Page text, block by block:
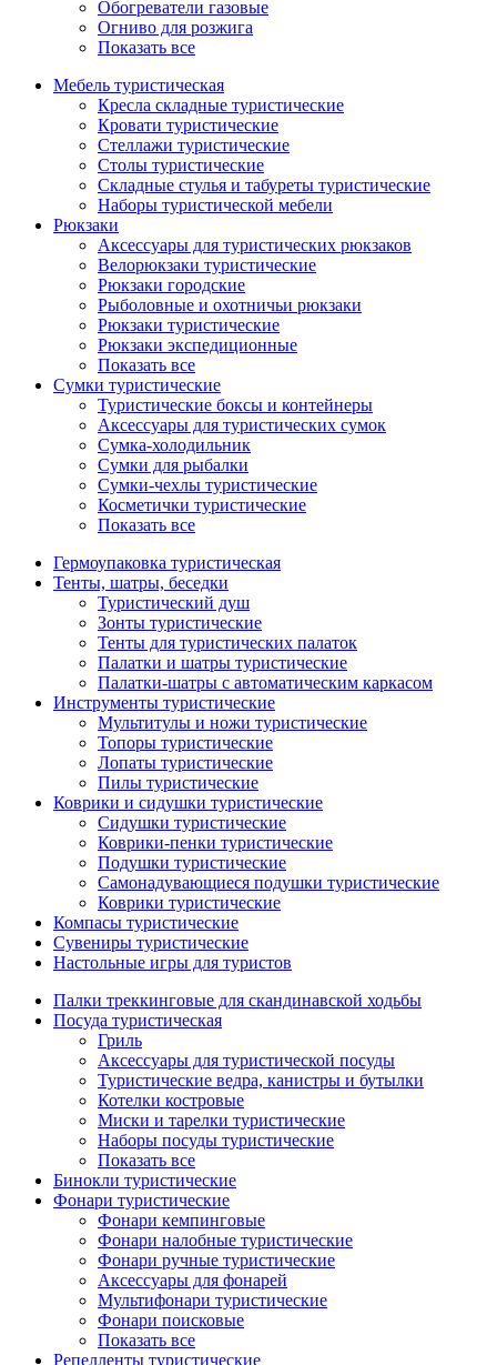
Обогреватели газовые
Огниво для розжига
Показать все
Мебель туристическая
Кресла складные туристические
Кровати туристические
Стеллажи туристические
Столы туристические
Складные стулья и табуреты туристические
Наборы туристической мебели
Рюкзаки
Аксессуары для туристических рюкзаков
Велорюкзаки туристические
Рюкзаки городские
Рыболовные и охотничьи рюкзаки
Рюкзаки туристические
Рюкзаки экспедиционные
Показать все
Сумки туристические
Туристические боксы и контейнеры
Аксессуары для туристических сумок
Сумка-холодильник
Сумки для рыбалки
Сумки-чехлы туристические
Косметички туристические
Показать все
Гермоупаковка туристическая
Тенты, шатры, беседки
Туристический душ
Зонты туристические
Тенты для туристических палаток
Палатки и шатры туристические
Палатки-шатры с автоматическим каркасом
Инструменты туристические
Мультитулы и ножи туристические
Топоры туристические
Лопаты туристические
Пилы туристические
Коврики и сидушки туристические
Сидушки туристические
Коврики-пенки туристические
Подушки туристические
Самонадувающиеся подушки туристические
Коврики туристические
Компасы туристические
Сувениры туристические
Настольные игры для туристов
Палки треккинговые для скандинавской ходьбы
Посуда туристическая
Гриль
Аксессуары для туристической посуды
Туристические ведра, канистры и бутылки
Котелки костровые
Миски и тарелки туристические
Наборы посуды туристические
Показать все
Бинокли туристические
Фонари туристические
Фонари кемпинговые
Фонари налобные туристические
Фонари ручные туристические
Аксессуары для фонарей
Мультифонари туристические
Фонари поисковые
Показать все
Репелленты туристические